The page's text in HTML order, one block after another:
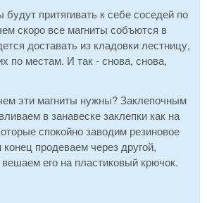
будут притягивать к себе соседей по
скоро все магниты собъются в
доставать из кладовки лестницу,
по местам. И так - снова, снова,
эти магниты нужны? Заклепочным
в занавеске заклепки как на
спокойно заводим резиновое
продеваем через другой,
его на пластиковый крючок.